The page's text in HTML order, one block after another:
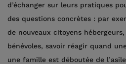
d’échanger sur leurs pratiques
des questions concrètes : par
de nouveaux citoyens
bénévoles, savoir réagir quand
une famille est déboutée de